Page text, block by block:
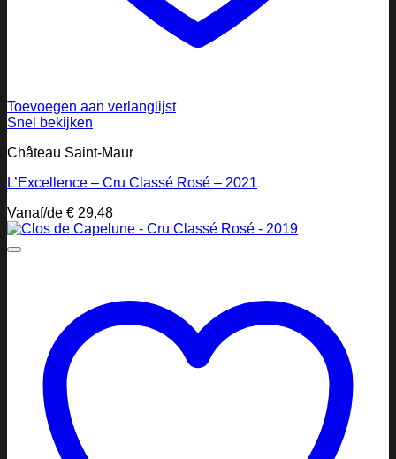
Toevoegen aan verlanglijst
Snel bekijken
Château Saint-Maur
L’Excellence – Cru Classé Rosé – 2021
Vanaf/de € 29,48